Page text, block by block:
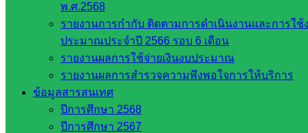
พ.ศ.2568
รายงานการกำกับ ติดตามการดำเนินงานและการใช้
ประมาณประจำปี 2566 รอบ 6 เดือน
รายงานผลการใช้จ่ายเงินงบประมาณ
รายงานผลการสำรวจความพึงพอใจการให้บริการ
ข้อมูลสารสนเทศ
ปีการศึกษา 2568
ปีการศึกษา 2567
กลาง
สำนักงาน
ส.ก.ส.ค